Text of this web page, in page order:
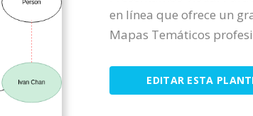
en línea que ofrece un
Mapas Temáticos
EDITAR ESTA